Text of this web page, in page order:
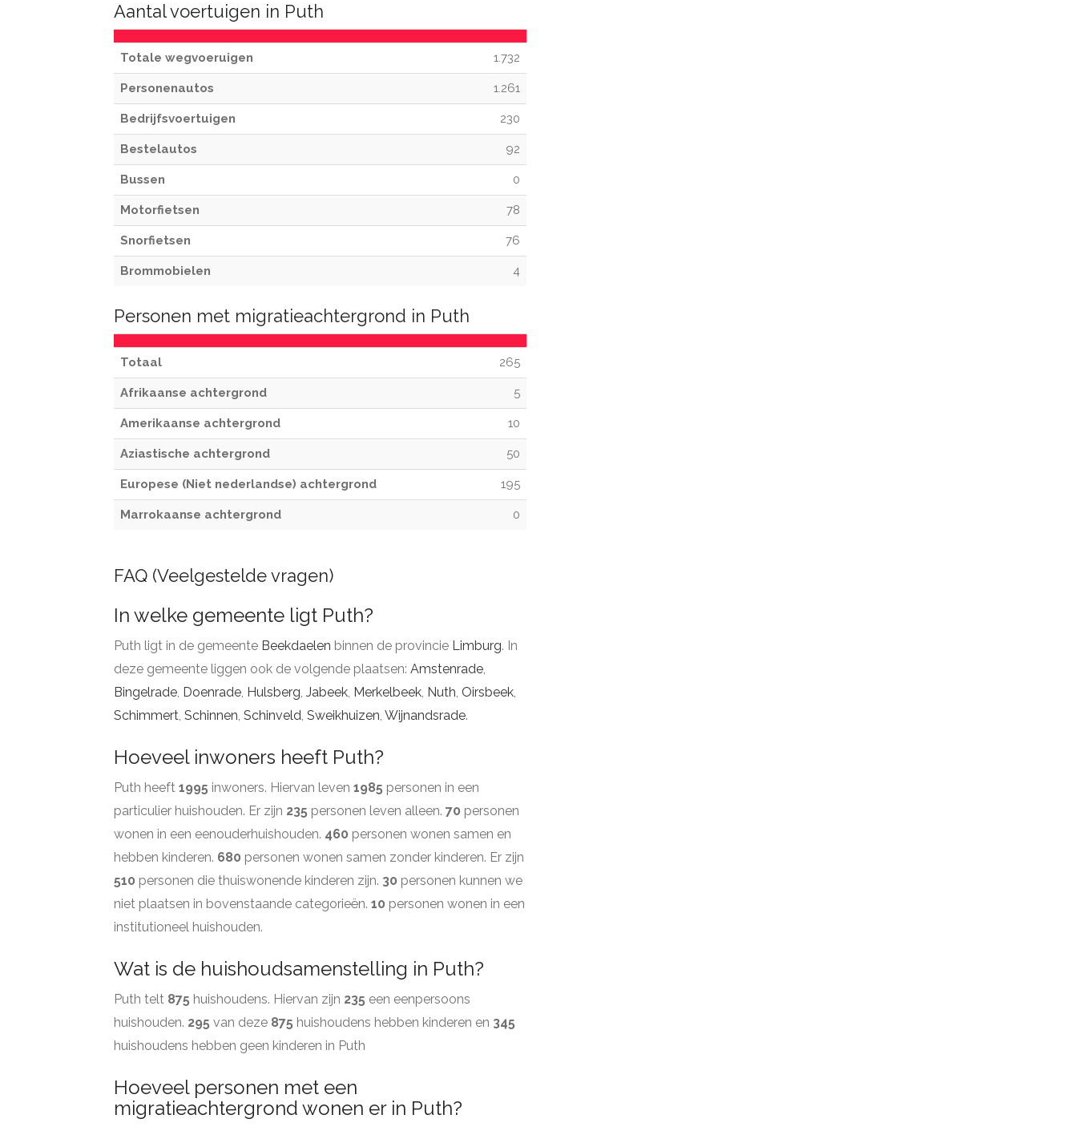
Aantal voertuigen in Puth
Totale wegvoeruigen 1.732
Personenautos 1.261
Bedrijfsvoertuigen 230
Bestelautos 92
Bussen 0
Motorfietsen 78
Snorfietsen 76
Brommobielen 4
Personen met migratieachtergrond in Puth
Totaal 265
Afrikaanse achtergrond 5
Amerikaanse achtergrond 10
Aziastische achtergrond 50
Europese (Niet nederlandse) achtergrond 195
Marrokaanse achtergrond 0
FAQ (Veelgestelde vragen)
In welke gemeente ligt Puth?
Puth ligt in de gemeente Beekdaelen binnen de provincie Limburg. In
deze gemeente liggen ook de volgende plaatsen: Amstenrade,
Bingelrade, Doenrade, Hulsberg, Jabeek, Merkelbeek, Nuth, Oirsbeek,
Schimmert, Schinnen, Schinveld, Sweikhuizen, Wijnandsrade.
Hoeveel inwoners heeft Puth?
Puth heeft 1995 inwoners. Hiervan leven 1985 personen in een
particulier huishouden. Er zijn 235 personen leven alleen. 70 personen
wonen in een eenouderhuishouden. 460 personen wonen samen en
hebben kinderen. 680 personen wonen samen zonder kinderen. Er zijn
510 personen die thuiswonende kinderen zijn. 30 personen kunnen we
niet plaatsen in bovenstaande categorieën. 10 personen wonen in een
institutioneel huishouden.
Wat is de huishoudsamenstelling in Puth?
Puth telt 875 huishoudens. Hiervan zijn 235 een eenpersoons
huishouden. 295 van deze 875 huishoudens hebben kinderen en 345
huishoudens hebben geen kinderen in Puth
Hoeveel personen met een
migratieachtergrond wonen er in Puth?